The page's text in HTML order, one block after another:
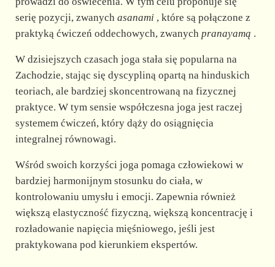
serię pozycji, zwanych asanami , które są połączone z
praktyką ćwiczeń oddechowych, zwanych pranayamą .
W dzisiejszych czasach joga stała się popularna na
Zachodzie, stając się dyscypliną opartą na hinduskich
teoriach, ale bardziej skoncentrowaną na fizycznej
praktyce. W tym sensie współczesna joga jest raczej
systemem ćwiczeń, który dąży do osiągnięcia
integralnej równowagi.
Wśród swoich korzyści joga pomaga człowiekowi w
bardziej harmonijnym stosunku do ciała, w
kontrolowaniu umysłu i emocji. Zapewnia również
większą elastyczność fizyczną, większą koncentrację i
rozładowanie napięcia mięśniowego, jeśli jest
praktykowana pod kierunkiem ekspertów.